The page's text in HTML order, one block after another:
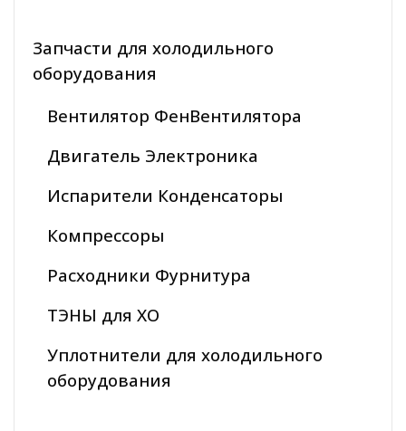
Запчасти для холодильного
оборудования
Вентилятор ФенВентилятора
Двигатель Электроника
Испарители Конденсаторы
Компрессоры
Расходники Фурнитура
ТЭНЫ для ХО
Уплотнители для холодильного
оборудования